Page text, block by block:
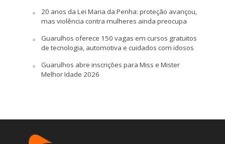
20 anos da Lei Maria da Penha: proteção avançou,
mas violência contra mulheres ainda preocupa
Guarulhos oferece 150 vagas em cursos gratuitos
de tecnologia, automotiva e cuidados com idosos
Guarulhos abre inscrições para Miss e Mister
Melhor Idade 2026